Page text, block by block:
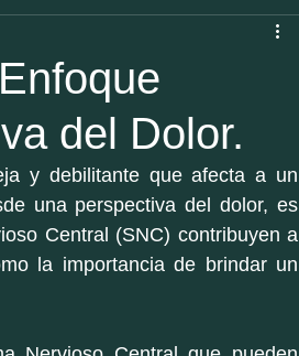
del Dolor.
y debilitante que afecta a un
una perspectiva del dolor, es
Central (SNC) contribuyen a
la importancia de brindar un